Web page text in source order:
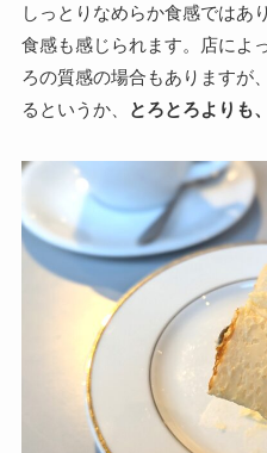
しっとりなめらか食感ではあ
食感も感じられます。店によ
ろの質感の場合もありますが
るというか、
とろとろよりも